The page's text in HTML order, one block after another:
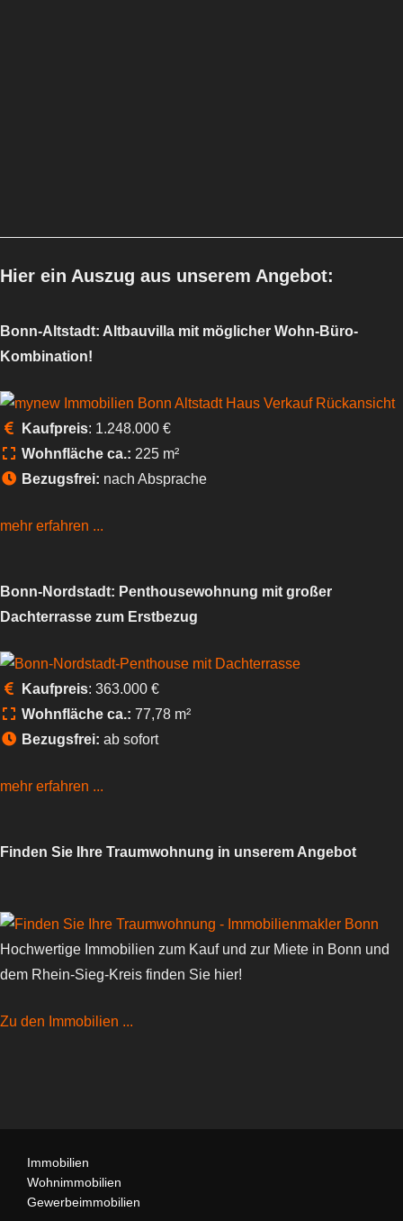
Hier ein Auszug aus unserem Angebot:
Bonn-Altstadt: Altbauvilla mit möglicher Wohn-Büro-
Kombination!
Kaufpreis: 1.248.000 €
Wohnfläche ca.: 225 m²
Bezugsfrei: nach Absprache
mehr erfahren ...
Bonn-Nordstadt: Penthousewohnung mit großer
Dachterrasse zum Erstbezug
Kaufpreis: 363.000 €
Wohnfläche ca.: 77,78 m²
Bezugsfrei: ab sofort
mehr erfahren ...
Finden Sie Ihre Traumwohnung in unserem Angebot
Hochwertige Immobilien zum Kauf und zur Miete in Bonn und
dem Rhein-Sieg-Kreis finden Sie hier!
Zu den Immobilien ...
Immobilien
Wohnimmobilien
Gewerbeimmobilien